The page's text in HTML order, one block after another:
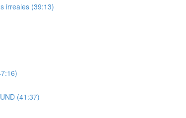
irreales (39:13)
(41:37)